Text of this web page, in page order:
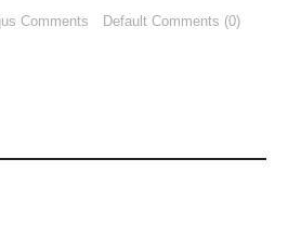
Comments Default Comments (0)